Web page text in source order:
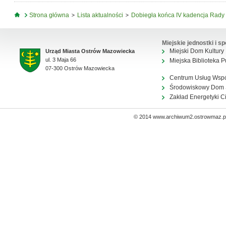
Jesteś tutaj
Strona główna Lista aktualności Dobiegła końca IV kadencja
Urząd Miasta Ostrów Mazowiecka
ul. 3 Maja 66
07-300 Ostrów Mazowiecka
Miejskie jednostki i
Miejski Dom Kultury
Miejska Biblioteka
Centrum Usług
Środowiskowy Dom
Zakład Energetyki
© 2014